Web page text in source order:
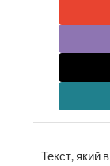
Текст, який